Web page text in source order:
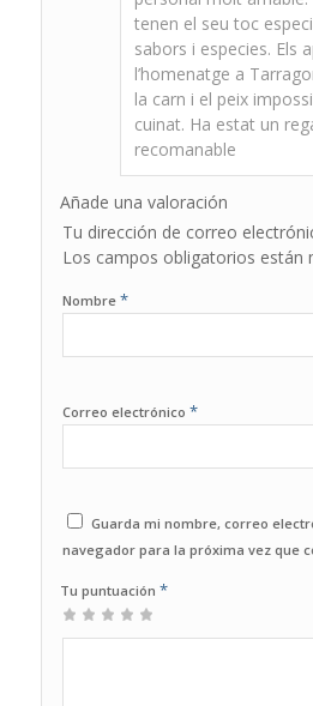
tenen el seu toc
sabors i especies. Els
l’homenatge a
la carn i el peix
cuinat. Ha estat un
recomanable
Añade una valoración
Tu dirección de correo
Los campos obligatorios están
Nombre *
Correo electrónico *
Guarda mi nombre, correo
navegador para la próxima vez que
Tu puntuación *
1
2 de
3 de 5
4 de 5
5 de 5